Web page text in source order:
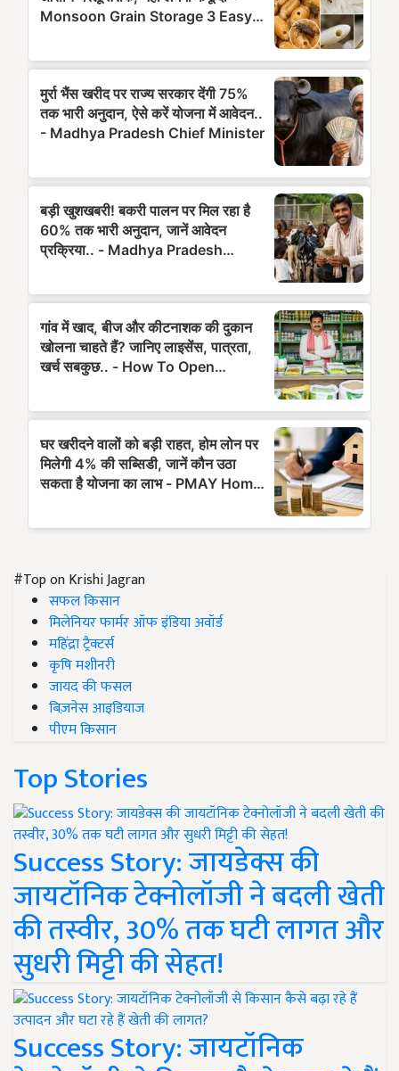
#Top on Krishi Jagran
सफल किसान
मिलेनियर फार्मर ऑफ इंडिया अवॉर्ड
महिंद्रा ट्रैक्टर्स
कृषि मशीनरी
जायद की फसल
बिज़नेस आइडियाज
पीएम किसान
Top Stories
Success Story: जायडेक्स की
जायटॉनिक टेक्नोलॉजी ने बदली खेती
की तस्वीर, 30% तक घटी लागत और
सुधरी मिट्टी की सेहत!
Success Story: जायटॉनिक